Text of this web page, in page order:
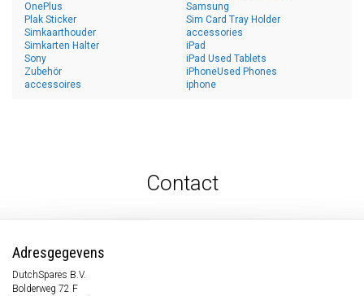
OnePlus
Plak Sticker
Samsung
Sim Card Tray Holder
Simkaarthouder
Simkarten Halter
Sony
Zubehör
accessoires
accessories
iPad
iPad Used Tablets
iPhoneUsed Phones
iphone
Contact
Adresgegevens
DutchSpares B.V.
Bolderweg 72 F